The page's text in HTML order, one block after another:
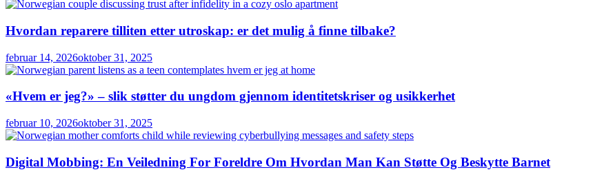
Hvordan reparere tilliten etter utroskap: er det mulig å finne tilbake?
februar 14, 2026oktober 31, 2025
«Hvem er jeg?» – slik støtter du ungdom gjennom identitetskriser og usikkerhet
februar 10, 2026oktober 31, 2025
Digital Mobbing: En Veiledning For Foreldre Om Hvordan Man Kan Støtte Og Beskytte Barnet